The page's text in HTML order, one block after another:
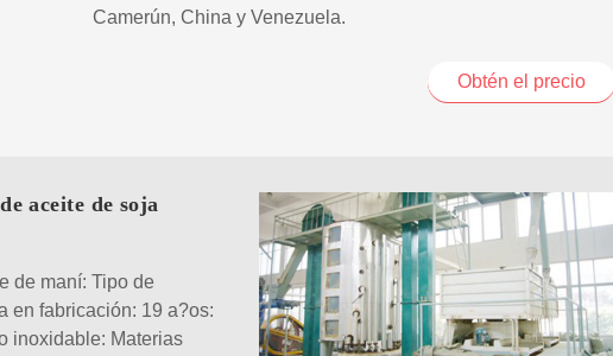
Camerún, China y Venezuela.
Obtén el precio
aceite de soja
de maní: Tipo de
en fabricación: 19 a?os:
inoxidable: Materias